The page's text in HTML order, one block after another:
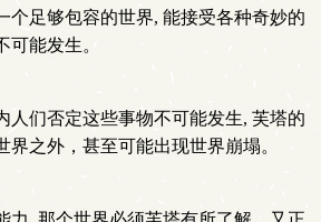
个足够包容的世界, 能接受各种奇妙的
可能发生。
们否定这些事物不可能发生, 芙塔的
界之外，甚至可能出现世界崩塌。